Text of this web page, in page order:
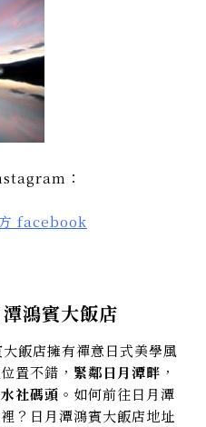
：
方 facebook
鴻賓大飯店
大飯店擁有禪意日式美學風
置不錯， 緊鄰日月潭畔 ，
水社碼頭 。如何前往日月潭
？日月潭鴻賓大飯店地址